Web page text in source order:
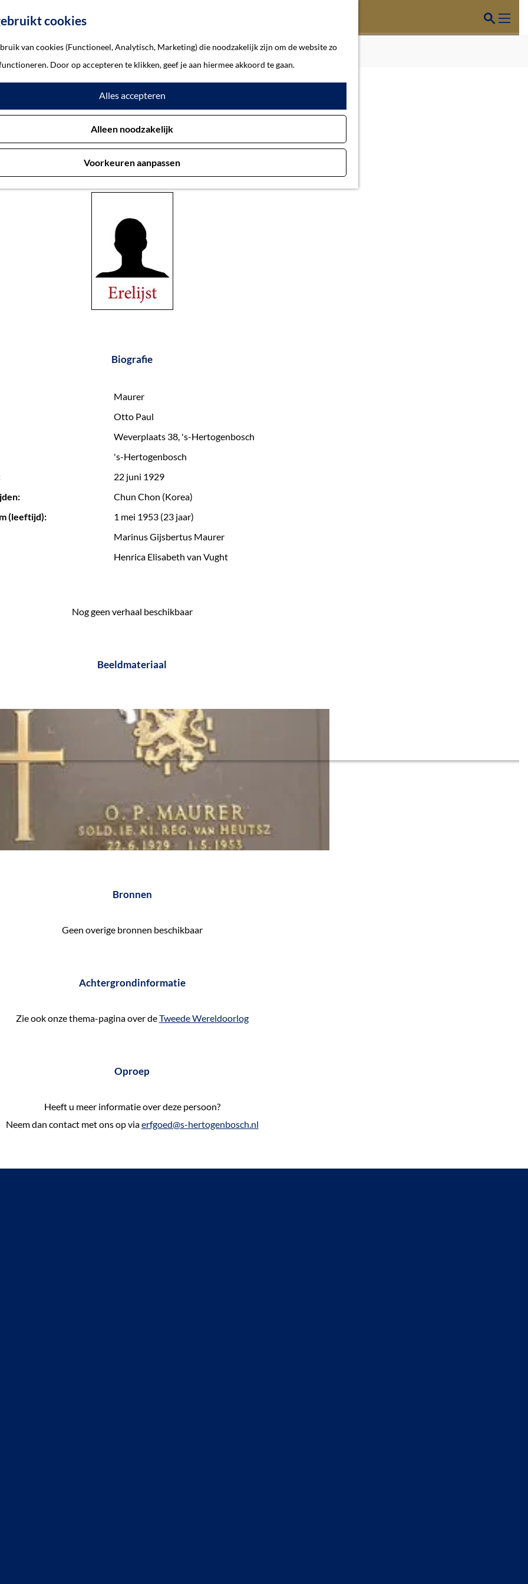
cookies
van cookies (Functioneel, Analytisch, Marketing) die noodzakelijk zijn om de website zo
Door op accepteren te klikken, geef je aan hiermee akkoord te gaan.
Alles accepteren
Alleen noodzakelijk
Voorkeuren aanpassen
Z
oM
Paul
Otto Paul
's-Hertogenbosch 22-6-1929 — Chun Chon (Korea) 1-5-1953
Biografie
Maurer
Otto Paul
Weverplaats 38, 's-Hertogenbosch
's-Hertogenbosch
22 juni 1929
Chun Chon (Korea)
(leeftijd):
1 mei 1953 (23 jaar)
Marinus Gijsbertus Maurer
Henrica Elisabeth van Vught
Nog geen verhaal beschikbaar
Beeldmateriaal
Bronnen
Geen overige bronnen beschikbaar
Achtergrondinformatie
Zie ook onze thema-pagina over deTweede Wereldoorlog
Oproep
Heeft u meer informatie over deze persoon?
Neem dan contact met ons op viaerfgoed@s-hertogenbosch.nl